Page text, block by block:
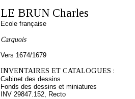
LE BRUN Charles
Ecole française
Carquois
Vers 1674/1679
INVENTAIRES ET CATALOGUES :
Cabinet des dessins
Fonds des dessins et miniatures
INV 29847.152, Recto